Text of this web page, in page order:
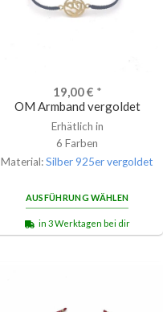
19,00€ *
OM Armband vergoldet
Erhätlich in
6 Farben
Material:Silber 925er vergoldet
AUSFÜHRUNG WÄHLEN
in 3 Werktagen bei dir